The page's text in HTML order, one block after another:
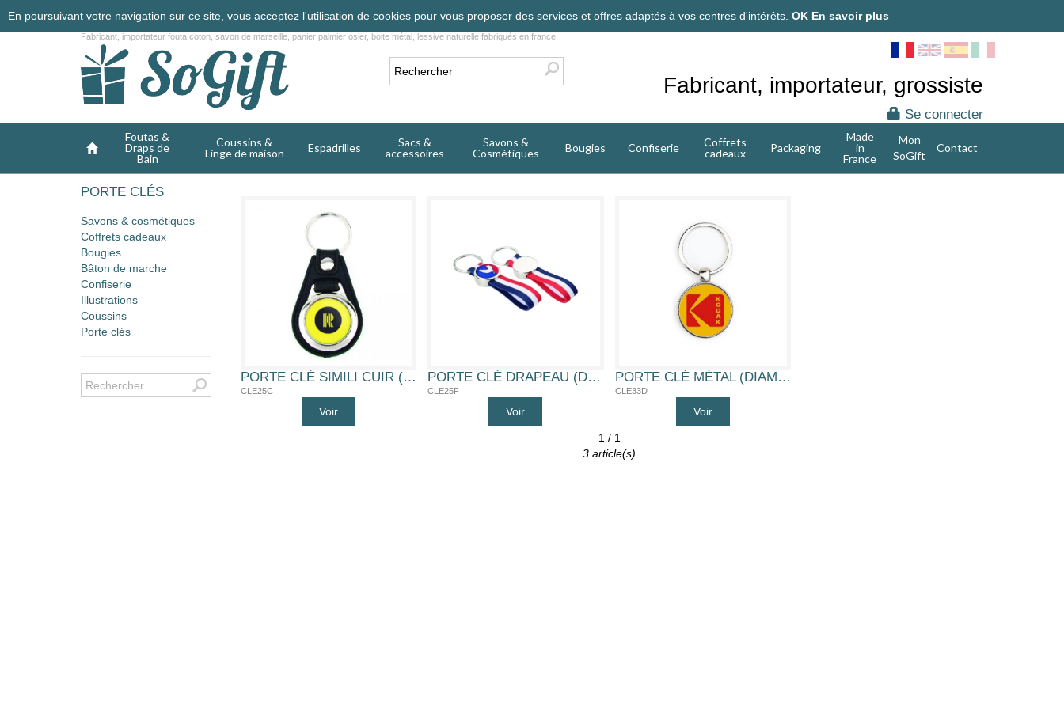
En poursuivant votre navigation sur ce site, vous acceptez l'utilisation de cookies pour vous proposer des services et offres adaptés à vos centres d'intérêts. OK En savoir plus
Fabricant, importateur fouta coton, savon de marseille, panier palmier osier, boite métal, lessive naturelle fabriqués en france
Fabricant, importateur, grossiste
Se connecter
Foutas &
Draps de
Bain
Coussins &
Linge de maison
Espadrilles
Sacs &
accessoires
Savons &
Cosmétiques
Bougies Confiserie
Coffrets
cadeaux
Packaging
Made
in
France
Mon
SoGift
Contact
PORTE CLÉS
Savons & cosmétiques
Coffrets cadeaux
Bougies
Bâton de marche
Confiserie
Illustrations
Coussins
Porte clés
PORTE CLÉ SIMILI CUIR (SIMILICUIR)
CLE25C
Voir
PORTE CLÉ DRAPEAU (DRAPEAU)
CLE25F
Voir
PORTE CLÉ MÉTAL (DIAM 33 ROND)
CLE33D
Voir
1 / 1
3 article(s)